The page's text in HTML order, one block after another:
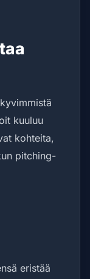
kuuluu
kohteita,
pitching-
eristää